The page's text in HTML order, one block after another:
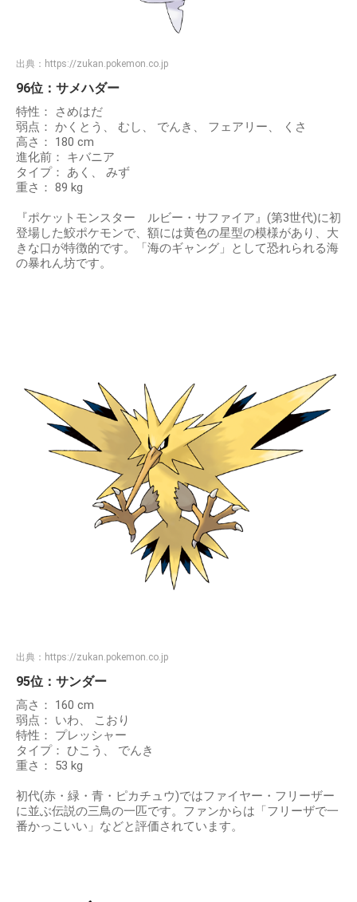
出典： https://zukan.pokemon.co.jp
96位：サメハダー
特性： さめはだ
弱点： かくとう、 むし、 でんき、 フェアリー、 くさ
高さ： 180 cm
進化前： キバニア
タイプ： あく、 みず
重さ： 89 kg
『ポケットモンスター ルビー・サファイア』(第3世代)に初
登場した鮫ポケモンで、額には黄色の星型の模様があり、大
きな口が特徴的です。「海のギャング」として恐れられる海
の暴れん坊です。
出典： https://zukan.pokemon.co.jp
95位：サンダー
高さ： 160 cm
弱点： いわ、 こおり
特性： プレッシャー
タイプ： ひこう、 でんき
重さ： 53 kg
初代(赤・緑・青・ピカチュウ)ではファイヤー・フリーザー
に並ぶ伝説の三鳥の一匹です。ファンからは「フリーザで一
番かっこいい」などと評価されています。